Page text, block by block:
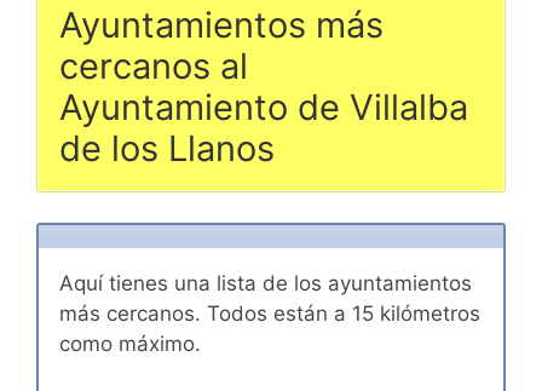
Ayuntamientos más
cercanos al
Ayuntamiento de Villalba
de los Llanos
Aquí tienes una lista de los ayuntamientos
más cercanos. Todos están a 15 kilómetros
como máximo.